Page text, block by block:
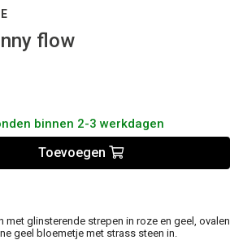
flow
binnen 2-3 werkdagen
Toevoegen
met glinsterende strepen in roze en geel, ovalen
geel bloemetje met strass steen in.